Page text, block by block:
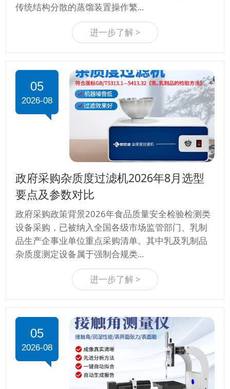
传统结构分散的蒸馏装置操作繁...
进一步了解 >
05
2026-08
政府采购杂质度过滤机2026年8月选型
要点及参数对比
政府采购政策背景2026年食品质量安全检验检测类
设备采购，已被纳入全国各级市场监管部门、乳制
品生产企事业单位重点采购清单。其中乳及乳制品
杂质度测定设备属于强制合规类...
进一步了解 >
05
2026-08